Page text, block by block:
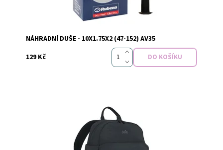
NÁHRADNÍ DUŠE - 10X1.75X2 (47-152) AV35
129 Kč
Skladem